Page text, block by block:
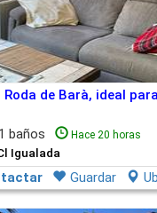
Roda de Barà, ideal
1 baños Hace 20 horas
Igualada
Guardar